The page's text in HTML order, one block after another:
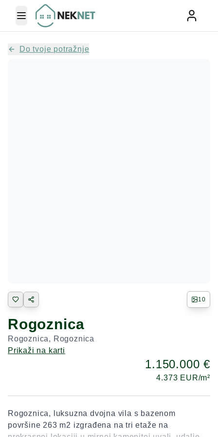
Toggle Menu
Do tvoje potražnje
10
Rogoznica
Rogoznica, Rogoznica
Prikaži na karti
1.150.000 €
4.373 EUR/m²
Rogoznica, luksuzna dvojna vila s bazenom
površine 263 m2 izgrađena na tri etaže na